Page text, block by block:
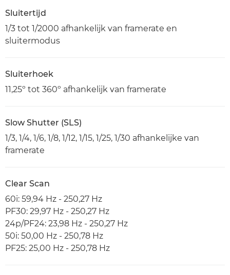
Sluitertijd
1/3 tot 1/2000 afhankelijk van framerate en
sluitermodus
Sluiterhoek
11,25º tot 360º afhankelijk van framerate
Slow Shutter (SLS)
1/3, 1/4, 1/6, 1/8, 1/12, 1/15, 1/25, 1/30 afhankelijke van
framerate
Clear Scan
60i: 59,94 Hz - 250,27 Hz
PF30: 29,97 Hz - 250,27 Hz
24p/PF24: 23,98 Hz - 250,27 Hz
50i: 50,00 Hz - 250,78 Hz
PF25: 25,00 Hz - 250,78 Hz